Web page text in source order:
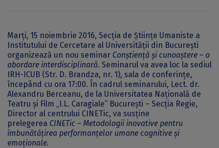
Marți, 15 noiembrie 2016, Secția de Științe Umaniste a
Institutului de Cercetare al Universității din București
organizează un nou seminar Conștiență și cunoaștere – o
abordare interdisciplinară. Seminarul va avea loc la sediul
IRH-ICUB (Str. D. Brandza, nr. 1), sala de conferințe,
începând cu ora 17:00. În cadrul seminarului, Lect. dr.
Alexandru Berceanu, de la Universitatea Națională de
Teatru și Film „I.L. Caragiale” București – Secția Regie,
Director al centrului CINETic, va susține
prelegerea CINETic – Metodologii inovative pentru
îmbunătățirea performanțelor umane cognitive și
emoționale.